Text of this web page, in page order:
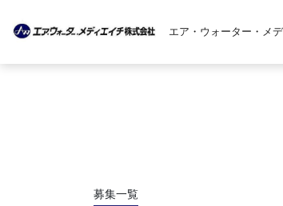
エア・ウォーター・メ
募集一覧